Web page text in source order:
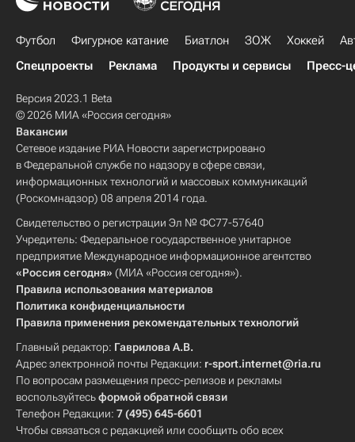
Футбол Фигурное катание Биатлон ЗОЖ Хоккей
Спецпроекты
Реклама Продукты и сервисы Пресс-
Версия 2023.1 Beta
© 2026 МИА «Россия сегодня»
Вакансии
Сетевое издание РИА Новости зарегистрировано
в Федеральной службе по надзору в сфере связи,
информационных технологий и массовых коммуникаций
(Роскомнадзор) 08 апреля 2014 года.
Свидетельство о регистрации Эл № ФС77-57640
Учредитель: Федеральное государственное унитарное
предприятие Международное информационное агентство
«Россия сегодня» (МИА «Россия сегодня»).
Правила использования материалов
Политика конфиденциальности
Правила применения рекомендательных технологий
Главный редактор: Гаврилова А.В.
Адрес электронной почты Редакции: r-sport.internet@ria.ru
По вопросам размещения пресс-релизов и рекламы
воспользуйтесьформой обратной связи
Телефон Редакции: 7 (495) 645-6601
Чтобы связаться с редакцией или сообщить обо всех